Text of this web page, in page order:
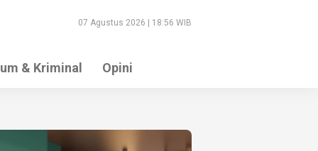
07 Agustus 2026 | 18:56 WIB
& Kriminal Opini